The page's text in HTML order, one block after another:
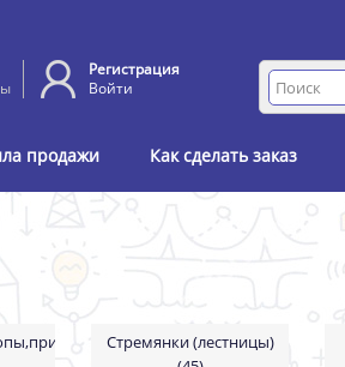
Регистрация
Войти
продажи Как сделать заказ
Стремянки (лестницы)